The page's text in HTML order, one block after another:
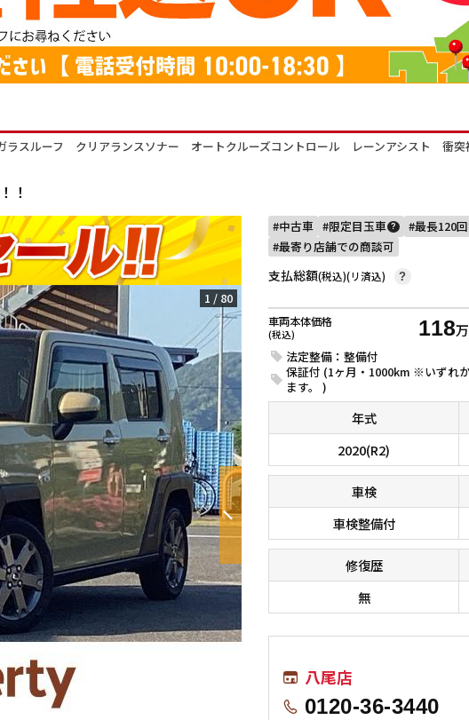
ーフ クリアランスソナー オートクルーズコントロール レーンアシスト 衝突
！
1 / 80
中古車 限定目玉車 ?
最長120
最寄り店舗での商談可
支払総額(税込)(リ済込) ?
車両本体価格
(税込) 118
法定整備：整備付
保証付 (1ヶ月・1000km ※いずれ
ます。 )
年式
2020(R2)
車検
車検整備付
修復歴
無
八尾店
0120-36-3440